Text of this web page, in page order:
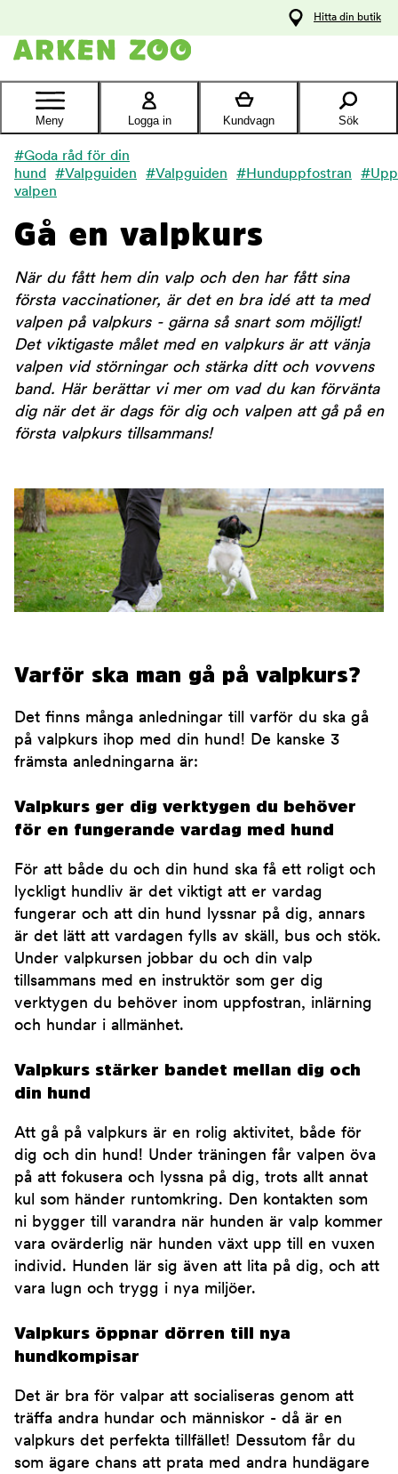
Kontakta
Hitta din butik
Meny Logga in Kundvagn Sök
#Goda råd för din
hund
#Valpguiden #Valpguiden #Hunduppfostran
valpen
Gå en valpkurs
När du fått hem din valp och den har fått sina
första vaccinationer, är det en bra idé att ta med
valpen på valpkurs - gärna så snart som möjligt!
Det viktigaste målet med en valpkurs är att vänja
valpen vid störningar och stärka ditt och vovvens
band. Här berättar vi mer om vad du kan förvänta
dig när det är dags för dig och valpen att gå på en
första valpkurs tillsammans!
Varför ska man gå på valpkurs?
Det finns många anledningar till varför du ska gå
på valpkurs ihop med din hund! De kanske 3
främsta anledningarna är:
Valpkurs ger dig verktygen du behöver
för en fungerande vardag med hund
För att både du och din hund ska få ett roligt och
lyckligt hundliv är det viktigt att er vardag
fungerar och att din hund lyssnar på dig, annars
är det lätt att vardagen fylls av skäll, bus och stök.
Under valpkursen jobbar du och din valp
tillsammans med en instruktör som ger dig
verktygen du behöver inom uppfostran, inlärning
och hundar i allmänhet.
Valpkurs stärker bandet mellan dig och
din hund
Att gå på valpkurs är en rolig aktivitet, både för
dig och din hund! Under träningen får valpen öva
på att fokusera och lyssna på dig, trots allt annat
kul som händer runtomkring. Den kontakten som
ni bygger till varandra när hunden är valp kommer
vara ovärderlig när hunden växt upp till en vuxen
individ. Hunden lär sig även att lita på dig, och att
vara lugn och trygg i nya miljöer.
Valpkurs öppnar dörren till nya
hundkompisar
Det är bra för valpar att socialiseras genom att
träffa andra hundar och människor - då är en
valpkurs det perfekta tillfället! Dessutom får du
som ägare chans att prata med andra hundägare